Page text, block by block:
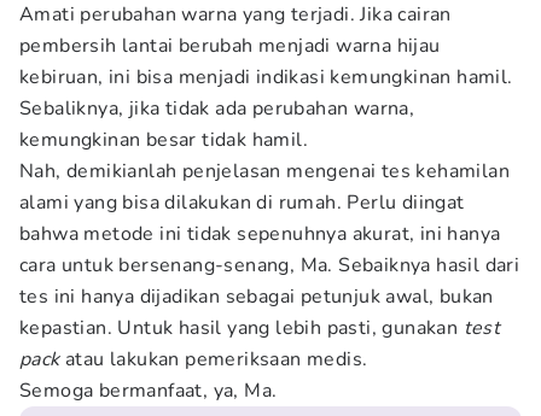
Amati perubahan warna yang terjadi. Jika cairan
pembersih lantai berubah menjadi warna hijau
kebiruan, ini bisa menjadi indikasi kemungkinan hamil.
Sebaliknya, jika tidak ada perubahan warna,
kemungkinan besar tidak hamil.
Nah, demikianlah penjelasan mengenai tes kehamilan
alami yang bisa dilakukan di rumah. Perlu diingat
bahwa metode ini tidak sepenuhnya akurat, ini hanya
cara untuk bersenang-senang, Ma. Sebaiknya hasil dari
tes ini hanya dijadikan sebagai petunjuk awal, bukan
kepastian. Untuk hasil yang lebih pasti, gunakan test
pack atau lakukan pemeriksaan medis.
Semoga bermanfaat, ya, Ma.